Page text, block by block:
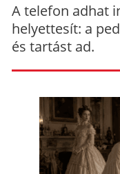
A telefon adhat
helyettesít: a
és tartást ad.